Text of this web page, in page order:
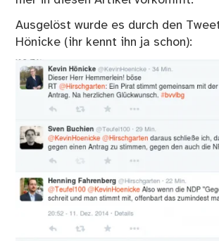
Ausgelöst wurde es durch den
Hönicke (ihr kennt ihn ja schon):